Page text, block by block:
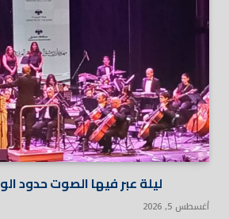
ليلة عبر فيها الصوت حدود
أغسطس 5, 2026